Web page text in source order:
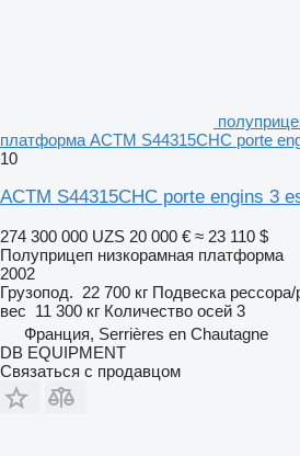
платформа ACTM S44315CHC porte
10
ACTM S44315CHC porte engins 3
274 300 000 UZS 20 000 € ≈ 23 110 $
Полуприцеп низкорамная платформа
2002
Грузопод. 22 700 кг Подвеска
вес 11 300 кг Количество осей 3
Франция, Serrières en Chautagne
DB EQUIPMENT
Связаться с продавцом